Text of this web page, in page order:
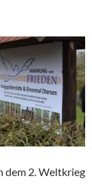
dem 2. Weltkrieg